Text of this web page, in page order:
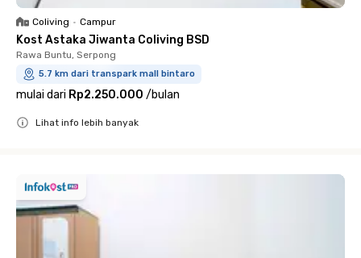
Coliving • Campur
Kost Astaka Jiwanta Coliving BSD
Rawa Buntu, Serpong
5.7 km dari transpark mall bintaro
mulai dari Rp2.250.000 /bulan
Lihat info lebih banyak